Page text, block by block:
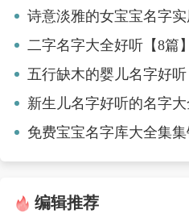
诗意淡雅的女宝宝名字实
二字名字大全好听【8篇】
五行缺木的婴儿名字好听
新生儿名字好听的名字
【6篇】
免费宝宝名字库大全集集
编辑推荐